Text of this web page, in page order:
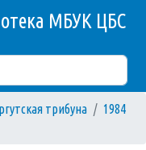
МБУК ЦБС
трибуна
1984